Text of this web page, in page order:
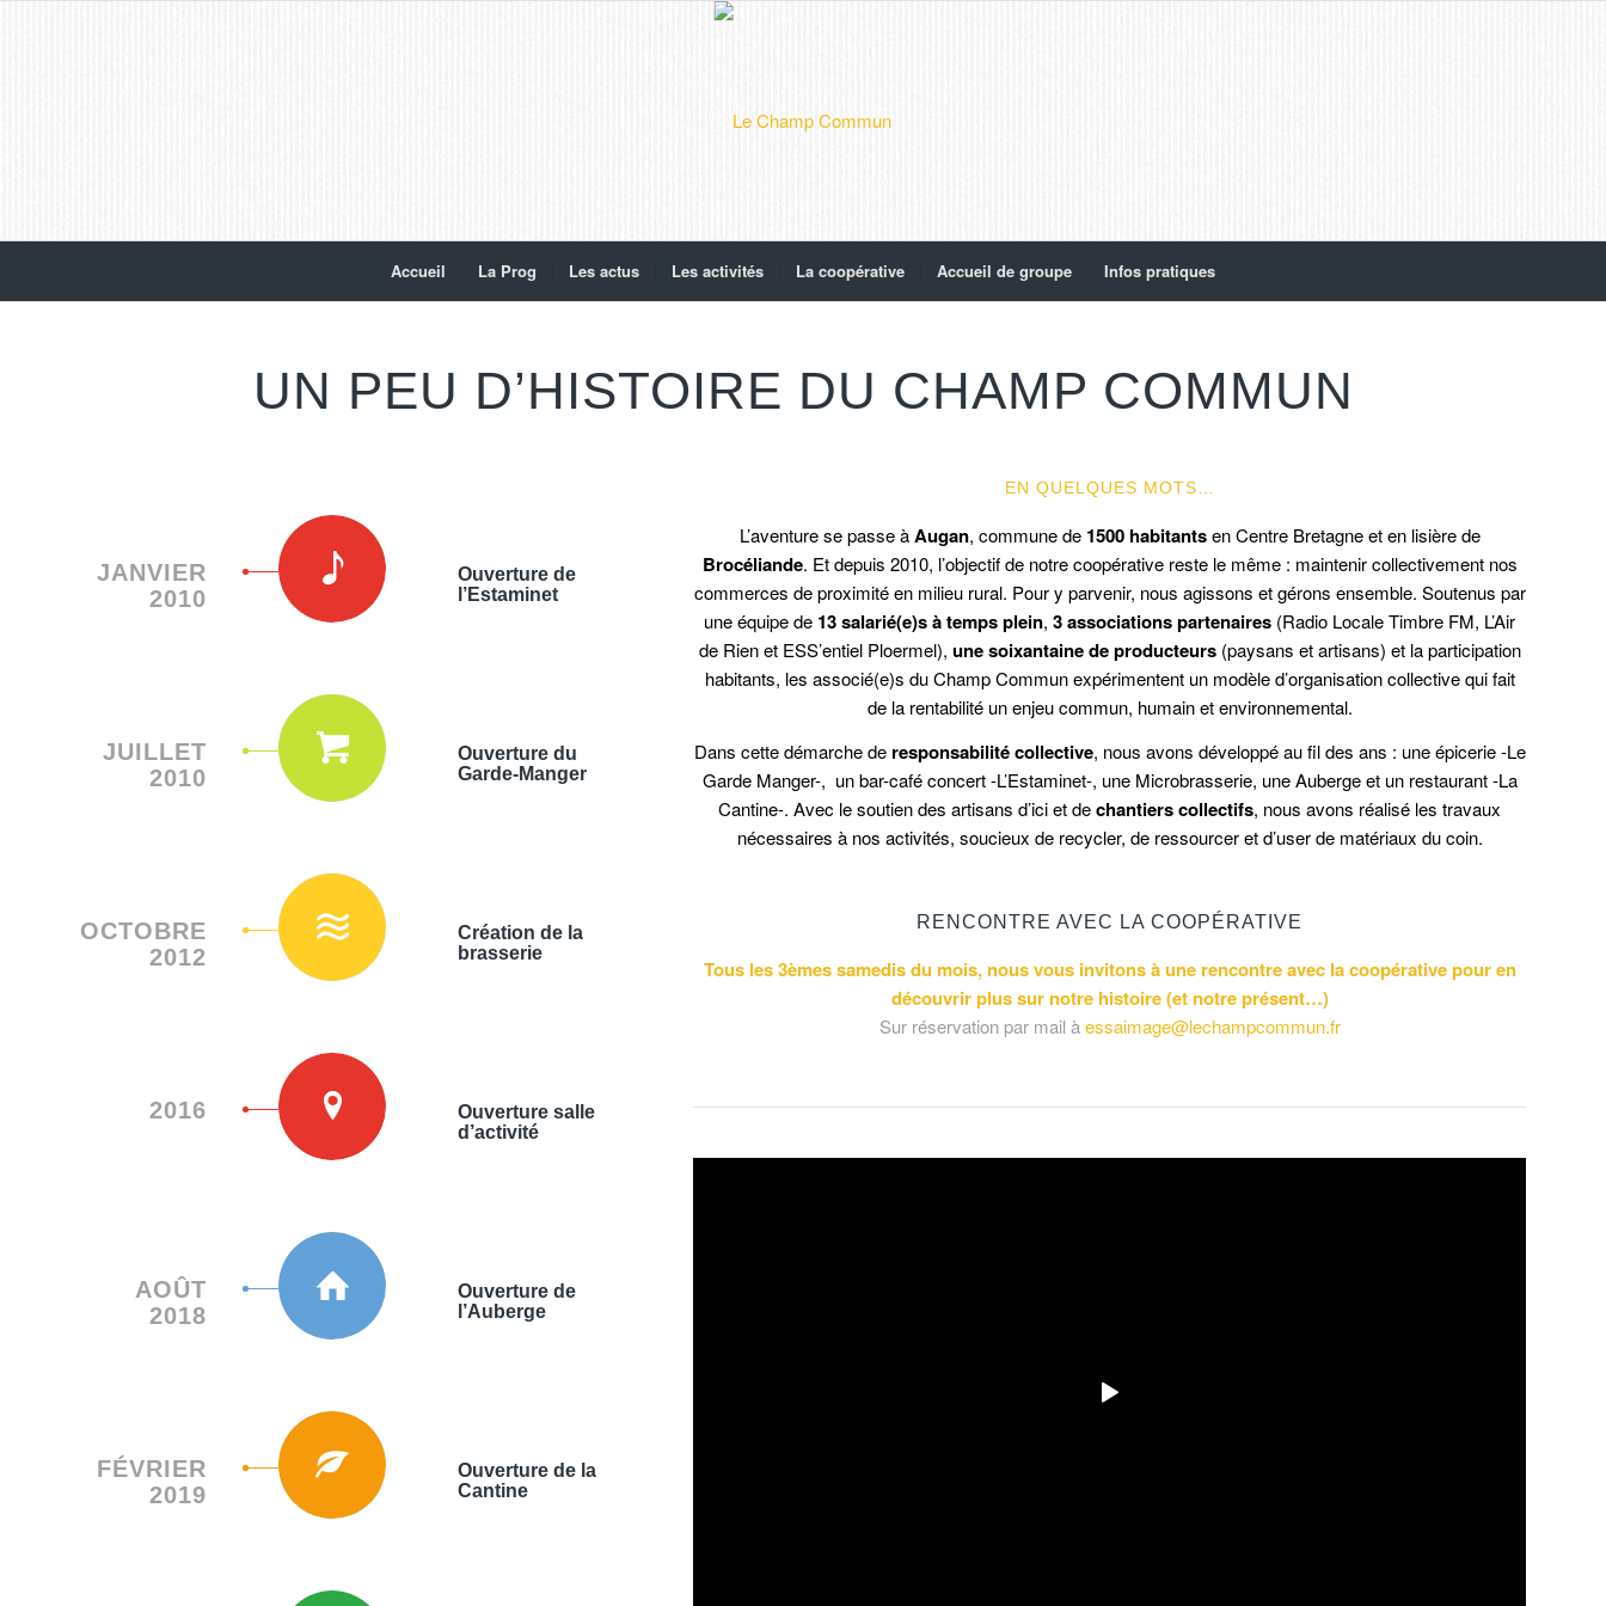
Accueil La Prog Les actus Les activités La coopérative Accueil de groupe Infos pratiques
UN PEU D’HISTOIRE DU CHAMP COMMUN
JANVIER
2010
Ouverture de
l’Estaminet
JUILLET
2010
Ouverture du
Garde-Manger
OCTOBRE
2012
Création de la
brasserie
2016
Ouverture salle
d’activité
AOÛT
2018
Ouverture de
l’Auberge
FÉVRIER
2019
Ouverture de la
Cantine
EN QUELQUES MOTS…
L’aventure se passe àAugan, commune de 1500 habitantsen Centre Bretagne et en lisière de
Brocéliande. Et depuis 2010, l’objectif de notre coopérative reste le même : maintenir collectivement nos
commerces de proximité en milieu rural. Pour y parvenir, nous agissons et gérons ensemble. Soutenus par
une équipe de 13 salarié(e)s à temps plein, 3 associations partenaires (Radio Locale Timbre FM, L’Air
de Rien et ESS’entiel Ploermel), une soixantaine de producteurs(paysans et artisans) et la participation
habitants, les associé(e)s du Champ Commun expérimentent un modèle d’organisation collective qui fait
de la rentabilité un enjeu commun, humain et environnemental.
Dans cette démarche de responsabilité collective, nous avons développé au fil des ans : une épicerie -Le
Garde Manger-, un bar-café concert -L’Estaminet-, une Microbrasserie, une Auberge et un restaurant -La
Cantine-. Avec le soutien des artisans d’ici et dechantiers collectifs, nous avons réalisé les travaux
nécessaires à nos activités, soucieux de recycler, de ressourcer et d’user de matériaux du coin.
RENCONTRE AVEC LA COOPÉRATIVE
Tous les 3èmes samedis du mois, nous vous invitons à une rencontre avec la coopérative pour en
découvrir plus sur notre histoire (et notre présent…)
Sur réservation par mail àessaimage@lechampcommun.fr